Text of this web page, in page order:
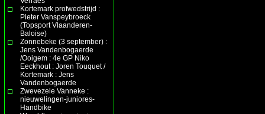
Kortemark profwedstrijd :
Pieter Vanspeybroeck
(Topsport Vlaanderen-
Baloise)
Zonnebeke (3 september) :
Jens Vandenbogaerde
/Ooigem : 4e GP Niko
Eeckhout : Joren Touquet /
Kortemark : Jens
Vandenbogaerde
Zwevezele Vanneke :
nieuwelingen-juniores-
Handbike